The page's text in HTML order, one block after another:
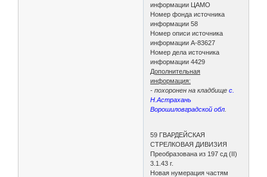
информации ЦАМО
Номер фонда источника
информации 58
Номер описи источника
информации А-83627
Номер дела источника
информации 4429
Дополнительная
информация:
- похоронен на кладбище с.
Н.Астрахань
Ворошиловградской обл
59 ГВАРДЕЙСКАЯ
СТРЕЛКОВАЯ ДИВИЗИЯ
Преобразована из 197 сд (II)
3.1.43 г.
Новая нумерация частям